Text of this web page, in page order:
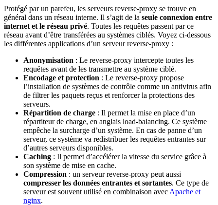
Protégé par un parefeu, les serveurs reverse-proxy se trouve en
général dans un réseau interne. Il s’agit de la seule connexion entre
internet et le réseau privé. Toutes les requêtes passent par ce
réseau avant d’être transférées au systèmes ciblés. Voyez ci-dessous
les différentes applications d’un serveur reverse-proxy :
Anonymisation : Le reverse-proxy intercepte toutes les
requêtes avant de les transmettre au système ciblé.
Encodage et protection : Le reverse-proxy propose
l’installation de systèmes de contrôle comme un antivirus afin
de filtrer les paquets reçus et renforcer la protections des
serveurs.
Répartition de charge : Il permet la mise en place d’un
répartiteur de charge, en anglais load-balancing. Ce système
empêche la surcharge d’un système. En cas de panne d’un
serveur, ce système va redistribuer les requêtes entrantes sur
d’autres serveurs disponibles.
Caching : Il permet d’accélérer la vitesse du service grâce à
son système de mise en cache.
Compression : un serveur reverse-proxy peut aussi
compresser les données entrantes et sortantes. Ce type de
serveur est souvent utilisé en combinaison avec Apache et
nginx.